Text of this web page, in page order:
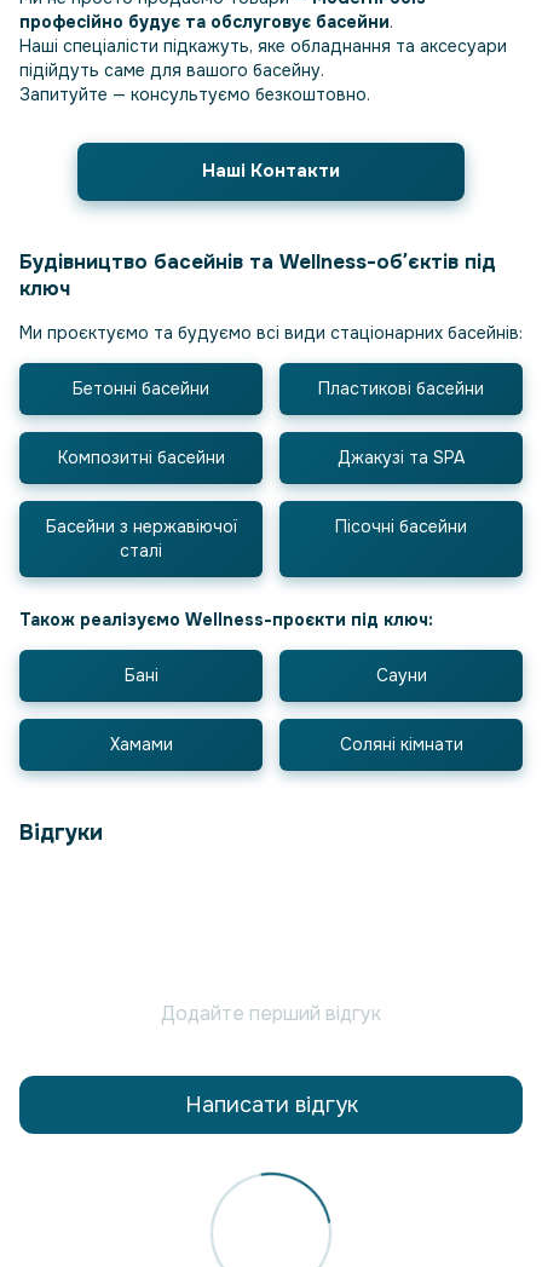
професійно будує та обслуговує басейни.
Наші спеціалісти підкажуть, яке обладнання та аксесуари
підійдуть саме для вашого басейну.
Запитуйте — консультуємо безкоштовно.
Наші Контакти
Будівництво басейнів та Wellness-обʼєктів під
ключ
Ми проєктуємо та будуємо всі види стаціонарних басейнів:
Бетонні басейни Пластикові басейни
Композитні басейни Джакузі та SPA
Басейни з нержавіючої
сталі
Пісочні басейни
Також реалізуємо Wellness-проєкти під ключ:
Бані Сауни
Хамами Соляні кімнати
Відгуки
Додайте перший відгук
Написати відгук